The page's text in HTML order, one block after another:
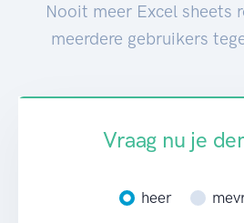
Nooit meer Excel sheets
meerdere gebruikers
Vraag nu je
heer